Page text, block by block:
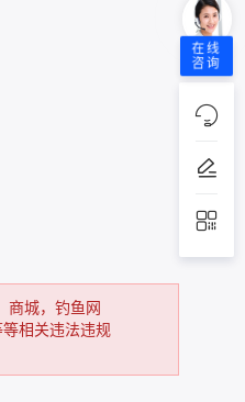
商城，钓鱼网
相关违法违规
在线
咨询